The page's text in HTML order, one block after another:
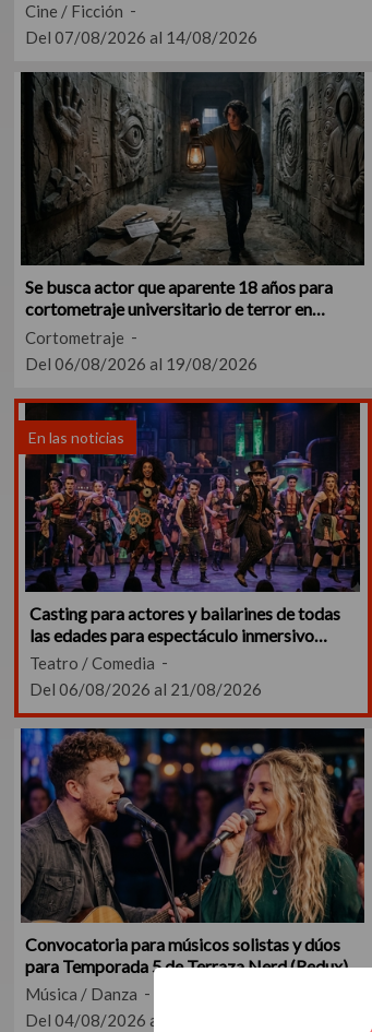
Cine / Ficción
Del 07/08/2026 al 14/08/2026
Se busca actor que aparente 18 años para
cortometraje universitario de terror en
CABA
Cortometraje
Del 06/08/2026 al 19/08/2026
En las noticias
Casting para actores y bailarines de todas
las edades para espectáculo inmersivo
"Monsters Factory: La Fábrica de Sustos"
Teatro / Comedia
Del 06/08/2026 al 21/08/2026
Convocatoria para músicos solistas y dúos
para Temporada 5 de Terraza Nerd (Redux)
Música / Danza
Del 04/08/2026 al 16/08/2026